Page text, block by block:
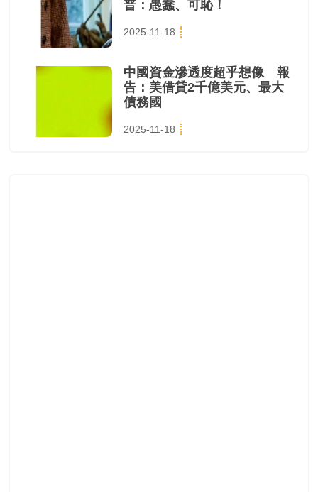
普：愚蠢、可恥！
2025-11-18
中國資金滲透度超乎想像 報
告：美借貸2千億美元、最大
債務國
2025-11-18